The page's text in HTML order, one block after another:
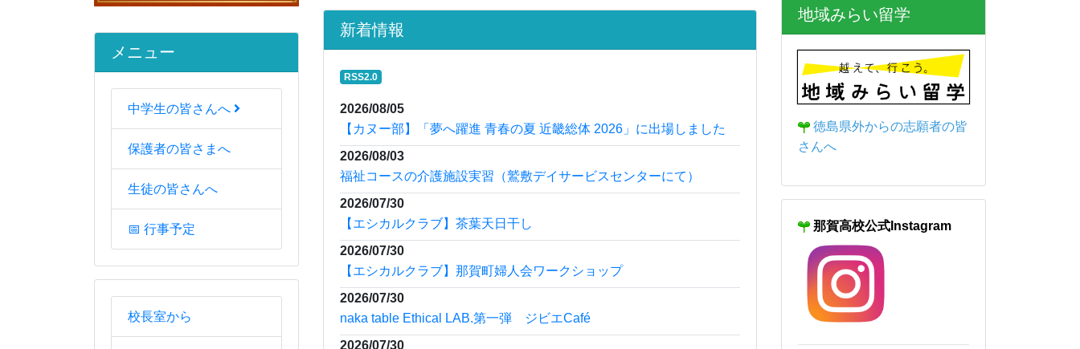
メニュー
中学生の皆さんへ
保護者の皆さまへ
生徒の皆さんへ
📅 行事予定
校長室から
2026/07/30
naka table Ethical LAB.第一弾 ジビエCafé
福祉コースの介護施設実習（ケアホーム鷲敷にて）
2026/07/29
福祉コースの介護施設実習（ふるさと那賀にて）
2026/07/28
【JRC部】ボランティアスクール「アユ釣りに挑戦」
2026/07/28
【JRC部】ボランティアスクール「カフェあすなろで1日店員」
2026/07/27
【カヌー部】那賀高カヌー部とのカヌー体験会・見学会のお知らせ
2026/07/24
【エシカルクラブ・地域探究部】那賀のご当地食地元高生が販売（徳
島新聞）
地域みらい留学
徳島県外からの志願者の皆
さんへ
那賀高校公式Instagram